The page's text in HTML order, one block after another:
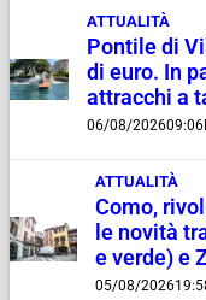
ATTUALITÀ
Pontile di
di euro. In
attracchi a
06/08/202609:06
ATTUALITÀ
Como,
le novità
e verde) e
05/08/2026